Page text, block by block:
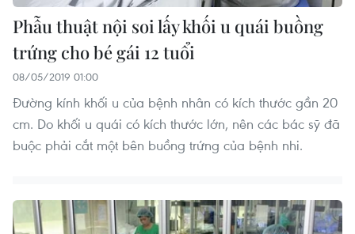
Phẫu thuật nội soi lấy khối u quái buồng
trứng cho bé gái 12 tuổi
08/05/2019 01:00
Đường kính khối u của bệnh nhân có kích thước gần 20
cm. Do khối u quái có kích thước lớn, nên các bác sỹ đã
buộc phải cắt một bên buồng trứng của bệnh nhi.